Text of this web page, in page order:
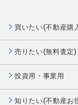
買いたい(不動産購
売りたい(無料査定)
投資用・事業用
知りたい(不動産お